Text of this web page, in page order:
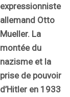
expressionniste
allemand Otto
Mueller. La
montée du
nazisme et la
prise de pouvoir
d’Hitler en 1933